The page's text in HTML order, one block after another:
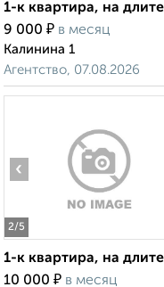
1-к квартира, на
9 000 ₽ в месяц
Калинина 1
Агентство, 07.08.2026
2/5
‹
1-к квартира, на
10 000 ₽ в месяц